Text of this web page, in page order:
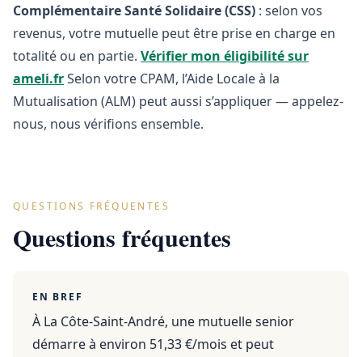
Complémentaire Santé Solidaire (CSS) : selon vos
revenus, votre mutuelle peut être prise en charge en
totalité ou en partie. Vérifier mon éligibilité sur
ameli.frSelon votre CPAM, l’Aide Locale à la
Mutualisation (ALM) peut aussi s’appliquer — appelez-
nous, nous vérifions ensemble.
QUESTIONS FRÉQUENTES
Questions fréquentes
EN BREF
À La Côte-Saint-André, une mutuelle senior
démarre à environ 51,33 €/mois et peut